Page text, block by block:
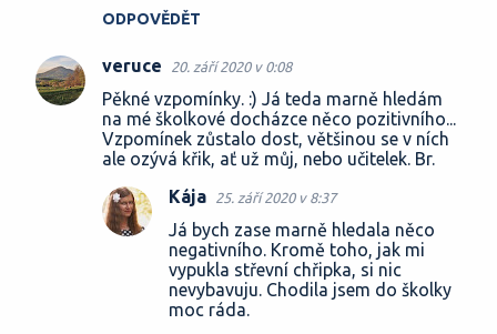
ODPOVĚDĚT
veruce 20. září 2020 v 0:08
Pěkné vzpomínky. :) Já teda marně hledám
na mé školkové docházce něco pozitivního...
Vzpomínek zůstalo dost, většinou se v ních
ale ozývá křik, ať už můj, nebo učitelek. Br.
Kája 25. září 2020 v 8:37
Já bych zase marně hledala něco
negativního. Kromě toho, jak mi
vypukla střevní chřipka, si nic
nevybavuju. Chodila jsem do školky
moc ráda.